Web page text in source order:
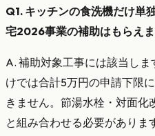
Q1. キッチンの食洗機だけ単
宅2026事業の補助はもらえ
A. 補助対象工事には該当し
けでは合計5万円の申請下限
きません。節湯水栓・対面
と組み合わせる必要がありま